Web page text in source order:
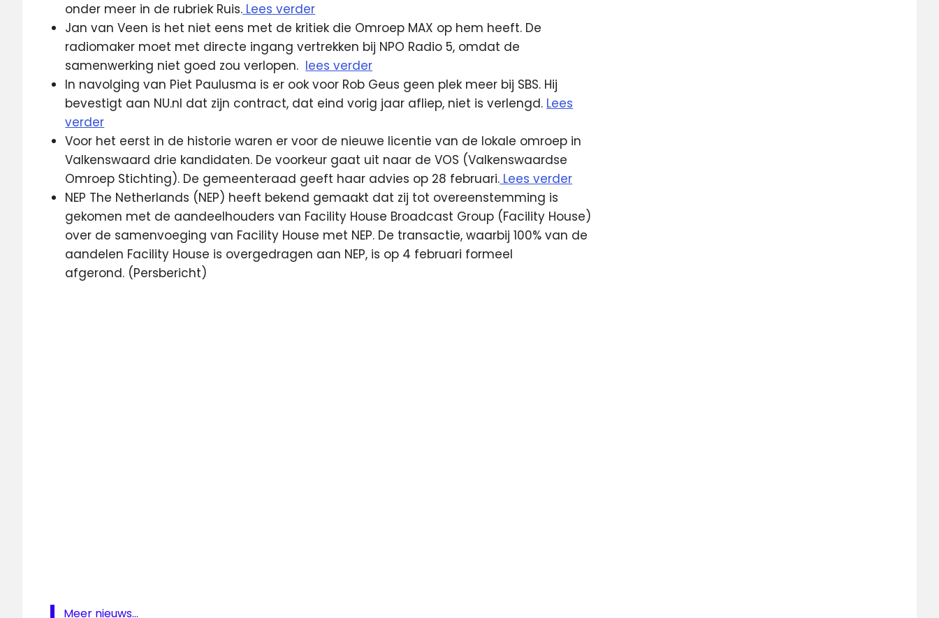
onder meer in de rubriek Ruis. Lees verder
Jan van Veen is het niet eens met de kritiek die Omroep MAX op hem heeft. De
radiomaker moet met directe ingang vertrekken bij NPO Radio 5, omdat de
samenwerking niet goed zou verlopen. lees verder
In navolging van Piet Paulusma is er ook voor Rob Geus geen plek meer bij SBS. Hij
bevestigt aan NU.nl dat zijn contract, dat eind vorig jaar afliep, niet is verlengd. Lees
verder
Voor het eerst in de historie waren er voor de nieuwe licentie van de lokale omroep in
Valkenswaard drie kandidaten. De voorkeur gaat uit naar de VOS (Valkenswaardse
Omroep Stichting). De gemeenteraad geeft haar advies op 28 februari. Lees verder
NEP The Netherlands (NEP) heeft bekend gemaakt dat zij tot overeenstemming is
gekomen met de aandeelhouders van Facility House Broadcast Group (Facility House)
over de samenvoeging van Facility House met NEP. De transactie, waarbij 100% van de
aandelen Facility House is overgedragen aan NEP, is op 4 februari formeel
afgerond. (Persbericht)
Meer nieuws...